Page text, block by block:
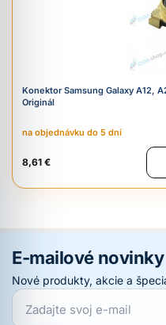
Konektor Samsung Galaxy A12,
Originál
na objednávku do 5 dní
8,61 €
E-mailové novinky
Nové produkty, akcie a